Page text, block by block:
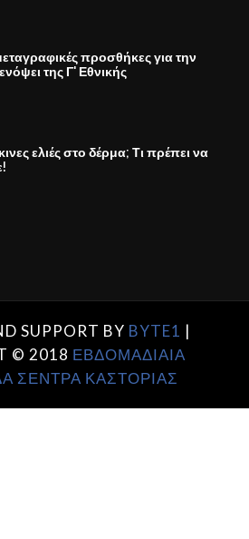
προσθήκες για την
της Γ' Εθνικής
ελιές στο δέρμα; Τι πρέπει να
SUPPORT BY BYTE1 |
© 2018 ΕΒΔΟΜΑΔΙΑΙΑ
ΣΕΝΤΡΑ ΚΑΣΤΟΡΙΑΣ